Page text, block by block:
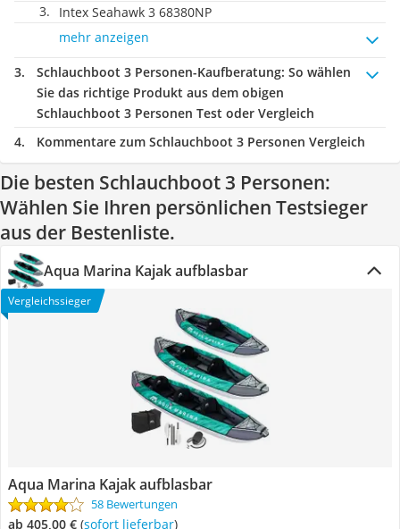
Intex Seahawk 3 68380NP
mehr anzeigen
Schlauchboot 3 Personen-Kaufberatung: So wählen
Sie das richtige Produkt aus dem obigen
Schlauchboot 3 Personen Test oder Vergleich
Kommentare zum Schlauchboot 3 Personen Vergleich
Die besten Schlauchboot 3 Personen:
Wählen Sie Ihren persönlichen Testsieger
aus der Bestenliste.
Aqua Marina Kajak aufblasbar
Vergleichssieger
Aqua Marina Kajak aufblasbar
58 Bewertungen
ab 405,00 € ( Sofort lieferbar)